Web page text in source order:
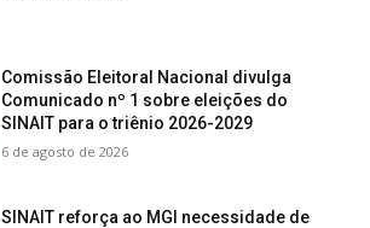
Comissão Eleitoral Nacional divulga
Comunicado nº 1 sobre eleições do
SINAIT para o triênio 2026-2029
6 de agosto de 2026
SINAIT reforça ao MGI necessidade de